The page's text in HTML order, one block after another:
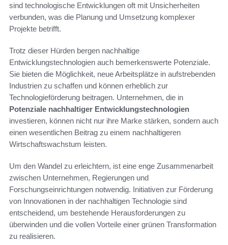
sind technologische Entwicklungen oft mit Unsicherheiten
verbunden, was die Planung und Umsetzung komplexer
Projekte betrifft.
Trotz dieser Hürden bergen nachhaltige
Entwicklungstechnologien auch bemerkenswerte Potenziale.
Sie bieten die Möglichkeit, neue Arbeitsplätze in aufstrebenden
Industrien zu schaffen und können erheblich zur
Technologieförderung beitragen. Unternehmen, die in
Potenziale nachhaltiger Entwicklungstechnologien
investieren, können nicht nur ihre Marke stärken, sondern auch
einen wesentlichen Beitrag zu einem nachhaltigeren
Wirtschaftswachstum leisten.
Um den Wandel zu erleichtern, ist eine enge Zusammenarbeit
zwischen Unternehmen, Regierungen und
Forschungseinrichtungen notwendig. Initiativen zur Förderung
von Innovationen in der nachhaltigen Technologie sind
entscheidend, um bestehende Herausforderungen zu
überwinden und die vollen Vorteile einer grünen Transformation
zu realisieren.